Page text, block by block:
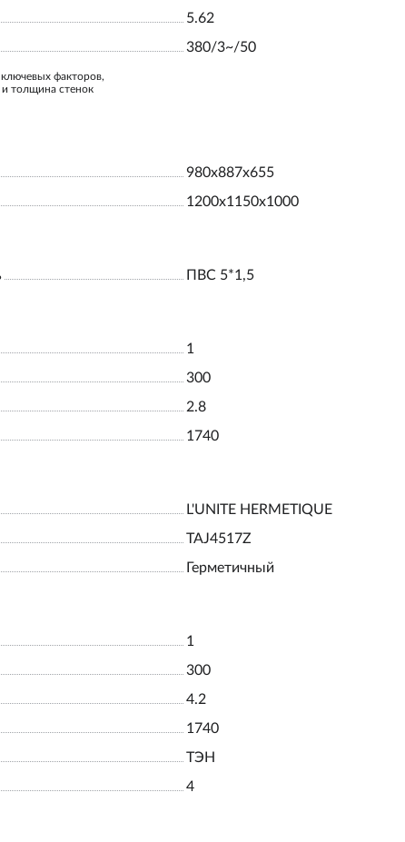
5.62
380/3~/50
факторов,
толщина стенок
980х887х655
1200х1150х1000
ПВС 5*1,5
1
300
2.8
1740
L'UNITE HERMETIQUE
TAJ4517Z
Герметичный
1
300
4.2
1740
ТЭН
4